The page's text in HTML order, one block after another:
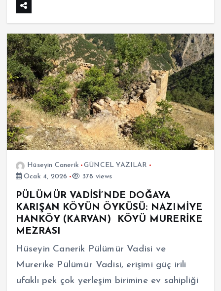
Hüseyin Canerik
GÜNCEL YAZILAR
Ocak 4, 2026
378 views
PÜLÜMÜR VADİSİ’NDE DOĞAYA
KARIŞAN KÖYÜN ÖYKÜSÜ: NAZIMİYE
HANKÖY (KARVAN) KÖYÜ MURERİKE
MEZRASI
Hüseyin Canerik Pülümür Vadisi ve
Murerike Pülümür Vadisi, erişimi güç irili
ufaklı pek çok yerleşim birimine ev sahipliği